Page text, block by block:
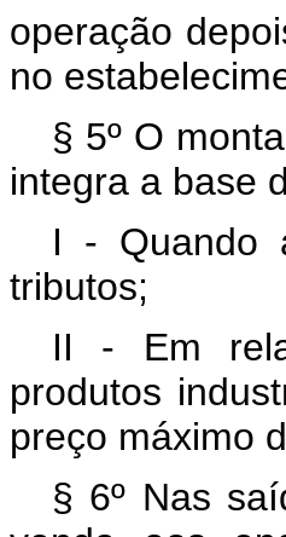
operação
no
§ 5º O
integra a base
I - Quando
tributos;
II - Em
produtos
preço máximo
§ 6º Nas